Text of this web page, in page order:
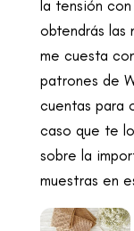
la tensión
obtendrás las
me cuesta
patrones de
cuentas para
caso que te
sobre la
muestras en